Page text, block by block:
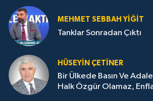
MEHMET SEBBAH YİĞİT
Tanklar Sonradan Çıktı
HÜSEYIN ÇETİNER
Bir Ülkede Basın Ve
Halk Özgür Olamaz,